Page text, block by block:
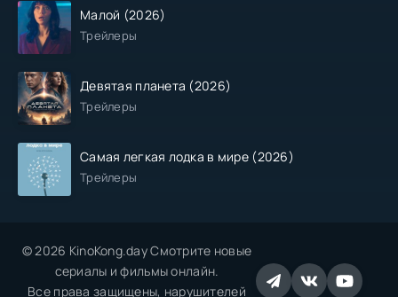
Малой (2026)
Трейлеры
Девятая планета (2026)
Трейлеры
Самая легкая лодка в мире (2026)
Трейлеры
© 2026 KinoKong.day Смотрите новые
сериалы и фильмы онлайн.
Все права защищены, нарушителей